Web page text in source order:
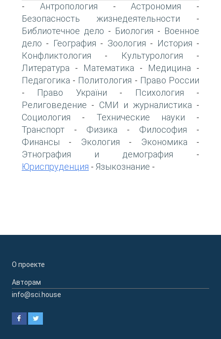
- Антропология -Астрономия -
Безопасность жизнедеятельности -
Библиотечное дело - Биология - Военное
дело - География - Зоология - История -
Конфликтология - Культурология -
Литература - Математика - Медицина -
Педагогика - Политология - Право России
- Право України - Психология -
Религоведение - СМИ и журналистика -
Социология - Технические науки -
Транспорт - Физика - Философия -
Финансы - Экология - Экономика -
Этнография и демография -
Юриспруденция - Языкознание -
О проекте
Авторам
info@sci.house